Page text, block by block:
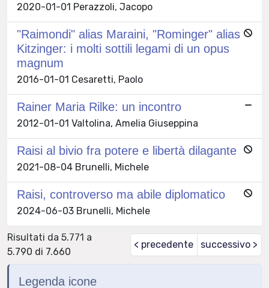
2020-01-01 Perazzoli, Jacopo
"Raimondi" alias Maraini, "Rominger" alias
Kitzinger: i molti sottili legami di un opus
magnum
2016-01-01 Cesaretti, Paolo
Rainer Maria Rilke: un incontro
2012-01-01 Valtolina, Amelia Giuseppina
Raisi al bivio fra potere e libertà dilagante
2021-08-04 Brunelli, Michele
Raisi, controverso ma abile diplomatico
2024-06-03 Brunelli, Michele
Risultati da 5.771 a
5.790 di 7.660
< precedente successivo >
Legenda icone